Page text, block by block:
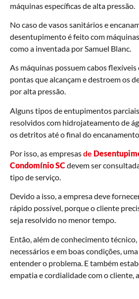
máquinas específicas de alta pressão.
No caso de vasos sanitários e
desentupimento é feito com
como a inventada por Samuel Blanc.
As máquinas possuem cabos flexíveis
pontas que alcançam e destroem os
por alta pressão.
Alguns tipos de entupimentos
resolvidos com hidrojateamento de
os detritos até o final do
Por isso, as empresasde
Condomínio SCdevem ser
tipo de serviço.
Devido a isso, a empresa deve
rápido possível, porque o cliente
seja resolvido no menor tempo.
Então, além de conhecimento
necessários e em boas condições,
entender o problema. E também
empatia e cordialidade com o cliente,